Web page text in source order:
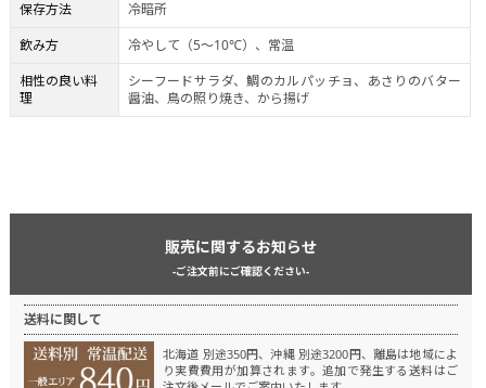
保存方法
冷暗所
飲み方
冷やして（5～10℃）、常温
相性の良い料
理
シーフードサラダ、鯛のカルパッチョ、あさりのバター
醤油、鳥の照り焼き、から揚げ
販売に関するお知らせ
-ご注文前にご確認ください-
送料に関して
北海道 別途350円、沖縄 別途3200円、離島は地域によ
り実費費用が加算されます。 追加で発生する送料はご